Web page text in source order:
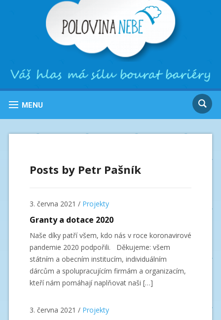
MENU
Posts by Petr Pašník
3. června 2021 / Projekty
Granty a dotace 2020
Naše díky patří všem, kdo nás v roce koronavirové
pandemie 2020 podpořili. Děkujeme: všem
státním a obecním institucím, individuálním
dárcům a spolupracujícím firmám a organizacím,
kteří nám pomáhají naplňovat naši […]
3. června 2021 / Projekty